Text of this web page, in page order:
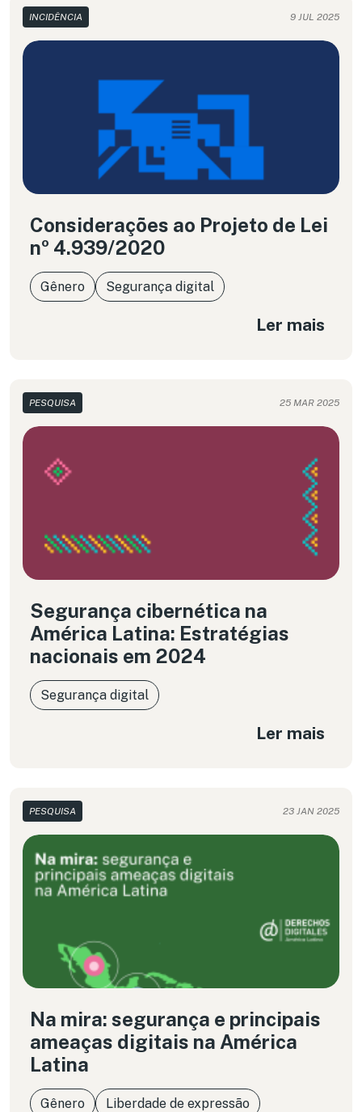
algumas poucas empresas. Mesmo que algumas
dessas reivindicações se restrinjam ao discurso (e
os países continuem oferecendo benefícios às
a nível local), a aliança entre as Big Techs e o
governo de extrema direita dos Estados Unidos
tem mobilizado todos seus esforços para fazê-las
INCIDÊNCIA 9 JUL 2025
Considerações ao Projeto de Lei
nº 4.939/2020
Gênero Segurança digital
Ler mais
PESQUISA 25 MAR 2025
Segurança cibernética na
América Latina: Estratégias
nacionais em 2024
Segurança digital
Ler mais
PESQUISA 23 JAN 2025
Na mira: segurança e principais
ameaças digitais na América
Latina
Gênero Liberdade de expressão